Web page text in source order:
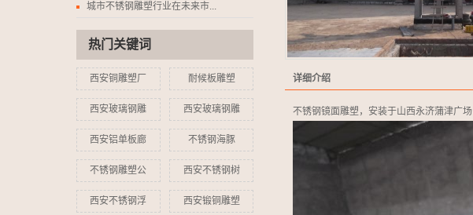
城市不锈钢雕塑行业在未来市...
热门关键词
西安铜雕塑厂 耐候板雕塑
西安玻璃钢雕 西安玻璃钢雕
西安铝单板廊 不锈钢海豚
不锈钢雕塑公 西安不锈钢树
西安不锈钢浮 西安锻铜雕塑
详细介绍
不锈钢镜面雕塑，安装于山西永济蒲津广场